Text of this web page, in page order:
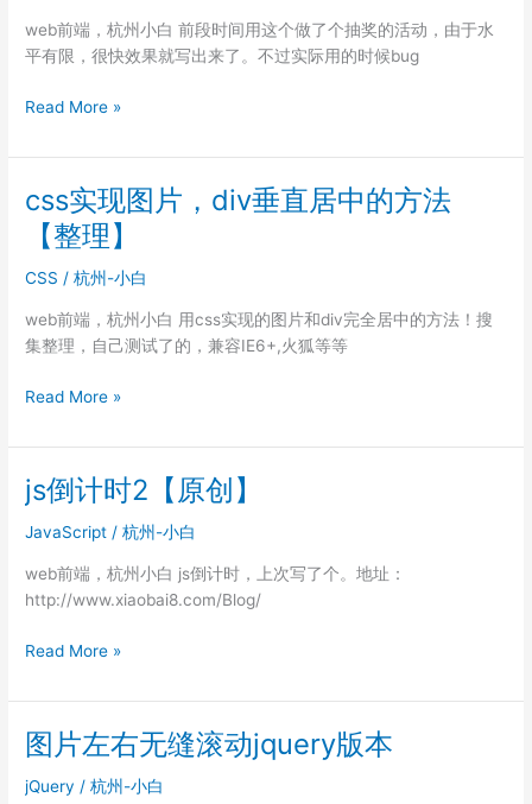
web前端，杭州小白 前段时间用这个做了个抽奖的活动，由于水
平有限，很快效果就写出来了。不过实际用的时候bug
棋
抽
小
【原
创】
Read More »
css实现图片，div垂直居中的方法
【整理】
CSS /杭州-小白
web前端，杭州小白 用css实现的图片和div完全居中的方法！搜
集整理，自己测试了的，兼容IE6+,火狐等等
css
现
片，
div
直
居
的
【整
理】
Read More »
js倒计时2【原创】
JavaScript /杭州-小白
web前端，杭州小白 js倒计时，上次写了个。地址：
http://www.xiaobai8.com/Blog/
js
计
时
2【原
创】
Read More »
图片左右无缝滚动jquery版本
jQuery /杭州-小白